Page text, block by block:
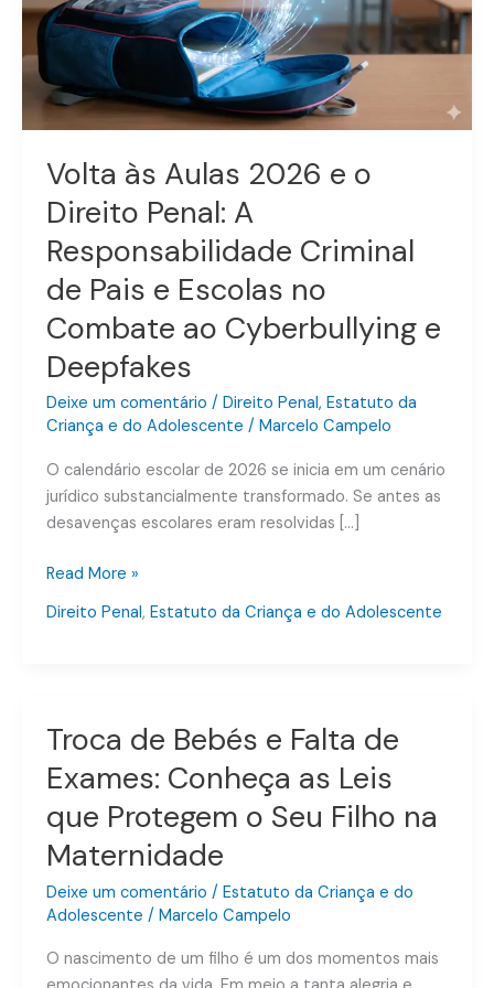
Volta às Aulas 2026 e o
Direito Penal: A
Responsabilidade Criminal
de Pais e Escolas no
Combate ao Cyberbullying e
Deepfakes
Deixe um comentário / Direito Penal, Estatuto da
Criança e do Adolescente / Marcelo Campelo
O calendário escolar de 2026 se inicia em um cenário
jurídico substancialmente transformado. Se antes as
desavenças escolares eram resolvidas […]
o
Direito
Penal:
A
Responsabilidade
Criminal
de
Pais
e
Escolas
no
Combate
Cyberbullying
e
Deepfakes
Read More »
Direito Penal, Estatuto da Criança e do Adolescente
Troca de Bebés e Falta de
Exames: Conheça as Leis
que Protegem o Seu Filho na
Maternidade
Deixe um comentário / Estatuto da Criança e do
Adolescente / Marcelo Campelo
O nascimento de um filho é um dos momentos mais
Troca
Bebés
e
Falta
de
Exames:
Conheça
Leis